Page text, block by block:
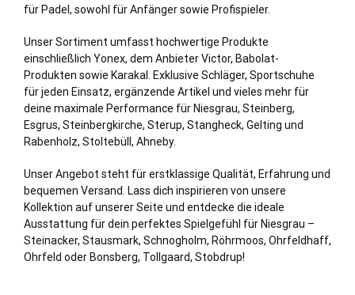
für Padel, sowohl für Anfänger sowie Profispieler.
Unser Sortiment umfasst hochwertige Produkte
einschließlich Yonex, dem Anbieter Victor, Babolat-
Produkten sowie Karakal. Exklusive Schläger, Sportschuhe
für jeden Einsatz, ergänzende Artikel und vieles mehr für
deine maximale Performance für Niesgrau, Steinberg,
Esgrus, Steinbergkirche, Sterup, Stangheck, Gelting und
Rabenholz, Stoltebüll , Ahneby.
Unser Angebot steht für erstklassige Qualität, Erfahrung und
bequemen Versand. Lass dich inspirieren von unsere
Kollektion auf unserer Seite und entdecke die ideale
Ausstattung für dein perfektes Spielgefühl für Niesgrau –
Steinacker, Stausmark, Schnogholm, Röhrmoos, Ohrfeldhaff,
Ohrfeld oder Bonsberg, Tollgaard, Stobdrup!